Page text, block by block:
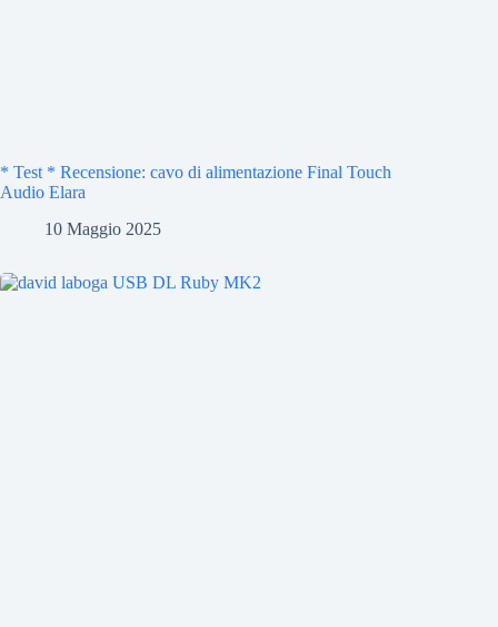
* Test * Recensione: cavo di alimentazione Final Touch
Audio Elara
10 Maggio 2025